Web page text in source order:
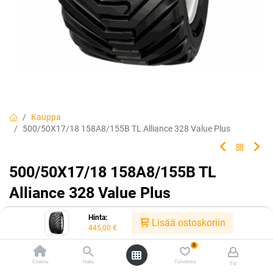
Hinta:
445,00 € Lisää ostoskoriin
Etusivu Haku
0
Toivelista Tili
Kauppa
500/50X17/18 158A8/155B TL Alliance 328 Value Plus
500/50X17/18 158A8/155B TL
Alliance 328 Value Plus
5705055392623 Tuotekoodi:332652
Tällä tuotteella ei ole kelvollista yhdistelmää.